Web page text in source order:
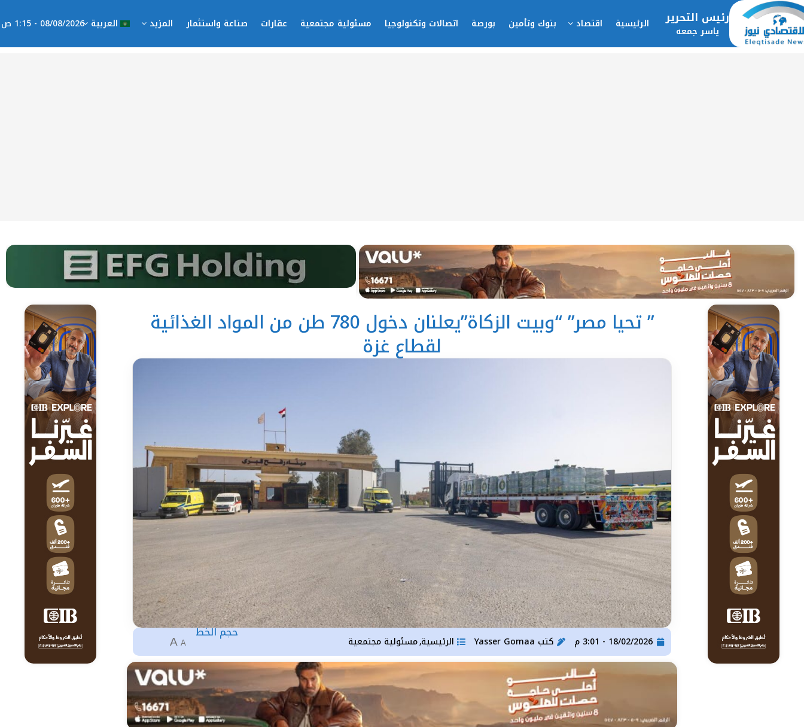
رئيس التحرير
ياسر جمعه الرئيسية اقتصاد بنوك وتأمين بورصة اتصالات وتكنولوجيا مسئولية مجتمعية عقارات صناعة واستثمار المزيد العربية 08/08/2026 - 1:15 ص
” تحيا مصر” “وبيت الزكاة”يعلنان دخول 780 طن من المواد الغذائية
لقطاع غزة
18/02/2026 - 3:01 م كتب الرئيسية,مسئولية مجتمعية
حجم الخط
A
A